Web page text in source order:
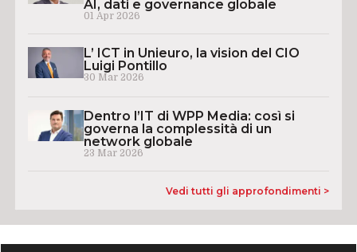
AI, dati e governance globale
01 Apr 2026
L’ ICT in Unieuro, la vision del CIO
Luigi Pontillo
30 Mar 2026
Dentro l’IT di WPP Media: così si
governa la complessità di un
network globale
23 Mar 2026
Vedi tutti gli approfondimenti >